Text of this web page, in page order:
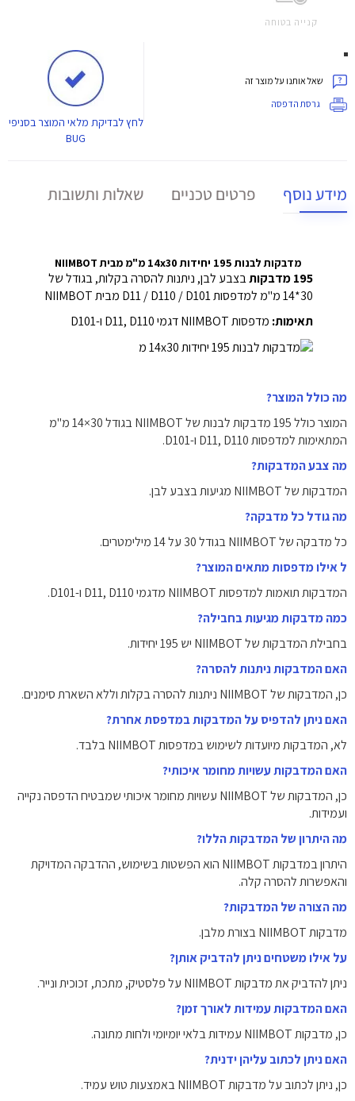
קנייה בטוחה
שאל אותנו על מוצר זה
גרסת הדפסה
לחץלבדיקת מלאי המוצר בסניפי
BUG
מידע נוסף פרטים טכניים שאלות ותשובות
מדבקות לבנות 195 יחידות 14x30 מ"מ מבית NIIMBOT
195 מדבקות
בצבע לבן, ניתנות להסרה בקלות, בגודל של
30*14 מ"מ למדפסות D11 / D110 / D101 מבית NIIMBOT
תאימות: מדפסות NIIMBOT דגמי D11, D110 ו-D101
מה כולל המוצר?
המוצר כולל 195 מדבקות לבנות של NIIMBOT בגודל 30×14 מ"מ
המתאימות למדפסות D11, D110 ו-D101.
מה צבע המדבקות?
המדבקות של NIIMBOT מגיעות בצבע לבן.
מה גודל כל מדבקה?
כל מדבקה של NIIMBOT בגודל 30 על 14 מילימטרים.
ל אילו מדפסות מתאים המוצר?
המדבקות תואמות למדפסות NIIMBOT מדגמי D11, D110 ו-D101.
כמה מדבקות מגיעות בחבילה?
בחבילת המדבקות של NIIMBOT יש 195 יחידות.
האם המדבקות ניתנות להסרה?
כן, המדבקות של NIIMBOT ניתנות להסרה בקלות וללא השארת סימנים.
האם ניתן להדפיס על המדבקות במדפסת אחרת?
לא, המדבקות מיועדות לשימוש במדפסות NIIMBOT בלבד.
האם המדבקות עשויות מחומר איכותי?
כן, המדבקות של NIIMBOT עשויות מחומר איכותי שמבטיח הדפסה נקייה
ועמידות.
מה היתרון של המדבקות הללו?
היתרון במדבקות NIIMBOT הוא הפשטות בשימוש, ההדבקה המדויקת
והאפשרות להסרה קלה.
מה הצורה של המדבקות?
מדבקות NIIMBOT בצורת מלבן.
על אילו משטחים ניתן להדביק אותן?
ניתן להדביק את מדבקות NIIMBOT על פלסטיק, מתכת, זכוכית ונייר.
האם המדבקות עמידות לאורך זמן?
כן, מדבקות NIIMBOT עמידות בלאי יומיומי ולחות מתונה.
האם ניתן לכתוב עליהן ידנית?
כן, ניתן לכתוב על מדבקות NIIMBOT באמצעות טוש עמיד.